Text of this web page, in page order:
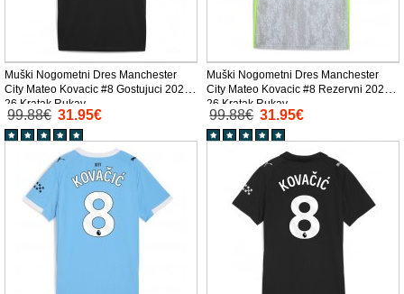
Muški Nogometni Dres Manchester
City Mateo Kovacic #8 Gostujuci 2025-
26 Kratak Rukav
99.88€ 31.95€
Muški Nogometni Dres Manchester
City Mateo Kovacic #8 Rezervni 2025-
26 Kratak Rukav
99.88€ 31.95€